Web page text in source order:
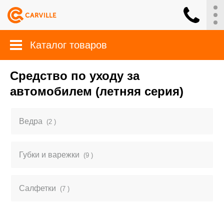
Каталог товаров
Средство по уходу за
автомобилем (летняя серия)
Ведра (2 )
Губки и варежки (9 )
Салфетки (7 )